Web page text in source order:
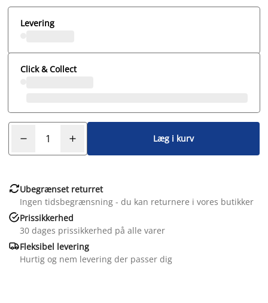
Levering
Click & Collect
Læg i kurv
Ubegrænset returret
Ingen tidsbegrænsning - du kan returnere i vores butikker
Prissikkerhed
30 dages prissikkerhed på alle varer
Fleksibel levering
Hurtig og nem levering der passer dig